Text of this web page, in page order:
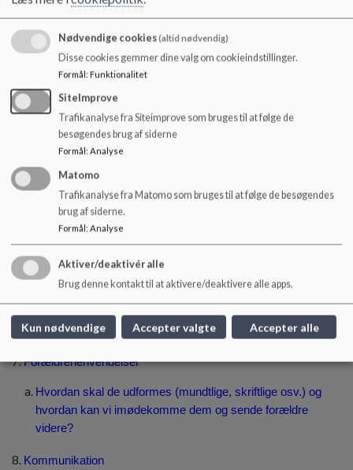
Hvordan sikrer vi at få den feedback, de undrende
spørgsmål fra forældrene, som vi gerne vil have?
Deltagelse i forældremøderne
Den gode klasse:
Facilitering 0., 1. 4. og 7. kl - og når det bliver efterspurgt. -
Kommentarer: Ift. emner, rådgiver ift. hvem man skal
henvende sig til i forskellige situationer. Hvad ligger der i
faciliteringsrollen?
Kampagneindsats
Timing - hvornår ligger den gode klasse - tidligt på året?
Hjemmesiden kan være en god måde at få budskabet ud
ift. skolebestyrelsens rolle.
Den gode overgang fra 6.-7. klasse:
Forældrehenvendelser
Hvordan skal de udformes (mundtlige, skriftlige osv.) og
hvordan kan vi imødekomme dem og sende forældre
videre?
Kommunikation
Nødvendige cookies(altid nødvendig)
Disse cookies gemmer dine valg om cookieindstillinger.
Formål: Funktionalitet
SiteImprove
Trafikanalyse fra Siteimprove som bruges til at følge de
besøgendes brug af siderne
Formål : Analyse
Matomo
Trafikanalyse fra Matomo som bruges til at følge de besøgendes
brug af siderne.
Formål: Analyse
Aktiver/deaktivér alle
Brug denne kontakt til at aktivere/deaktivere alle apps.
Kun nødvendige Accepter valgte Accepter alle